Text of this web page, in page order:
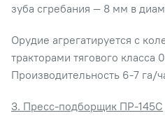
зуба сгребания — 8 мм в
Орудие агрегатируется с
тракторами тягового класса
Производительность 6-7 га/
3. Пресс-подборщик ПР-145С